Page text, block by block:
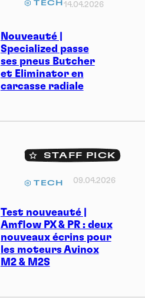
Nouveauté |
Specialized passe
ses pneus Butcher
et Eliminator en
carcasse radiale
TECH14.04.2026
Test nouveauté |
Amflow PX & PR : deux
nouveaux écrins pour
les moteurs Avinox
M2 & M2S
STAFF PICK
TECH 09.04.2026